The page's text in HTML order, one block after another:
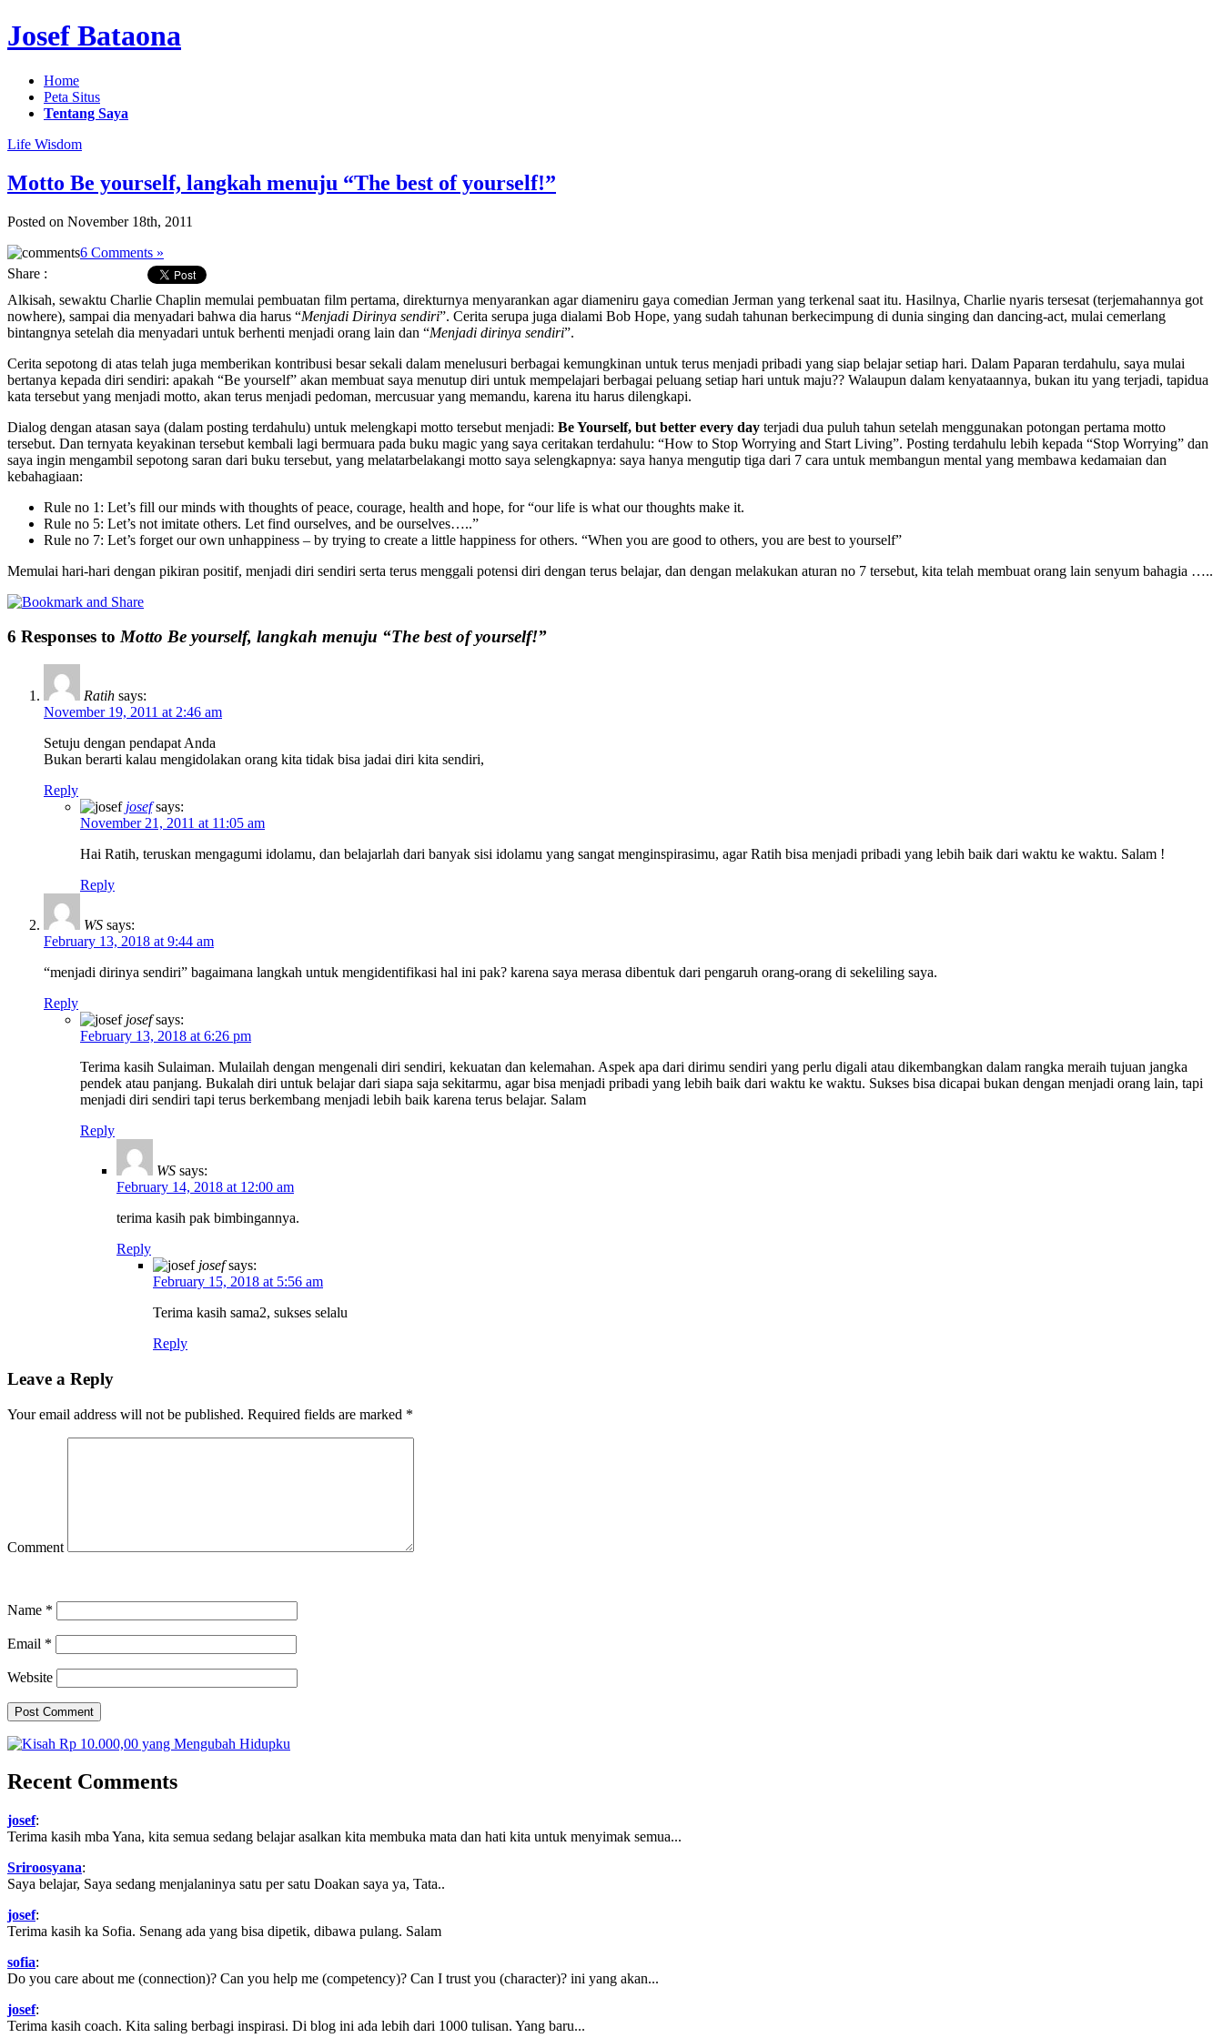
Josef Bataona
Home
Peta Situs
Tentang Saya
Life Wisdom
Motto Be yourself, langkah menuju “The best of yourself!”
Posted on November 18th, 2011
6 Comments »
Share :
Alkisah, sewaktu Charlie Chaplin memulai pembuatan film pertama, direkturnya menyarankan agar diameniru gaya comedian Jerman yang terkenal saat itu. Hasilnya, Charlie nyaris tersesat (terjemahannya got
nowhere), sampai dia menyadari bahwa dia harus “Menjadi Dirinya sendiri”. Cerita serupa juga dialami Bob Hope, yang sudah tahunan berkecimpung di dunia singing dan dancing-act, mulai cemerlang
bintangnya setelah dia menyadari untuk berhenti menjadi orang lain dan “Menjadi dirinya sendiri”.
Cerita sepotong di atas telah juga memberikan kontribusi besar sekali dalam menelusuri berbagai kemungkinan untuk terus menjadi pribadi yang siap belajar setiap hari. Dalam Paparan terdahulu, saya mulai
bertanya kepada diri sendiri: apakah “Be yourself” akan membuat saya menutup diri untuk mempelajari berbagai peluang setiap hari untuk maju?? Walaupun dalam kenyataannya, bukan itu yang terjadi, tapidua
kata tersebut yang menjadi motto, akan terus menjadi pedoman, mercusuar yang memandu, karena itu harus dilengkapi.
Dialog dengan atasan saya (dalam posting terdahulu) untuk melengkapi motto tersebut menjadi: Be Yourself, but better every day terjadi dua puluh tahun setelah menggunakan potongan pertama motto
tersebut. Dan ternyata keyakinan tersebut kembali lagi bermuara pada buku magic yang saya ceritakan terdahulu: “How to Stop Worrying and Start Living”. Posting terdahulu lebih kepada “Stop Worrying” dan
saya ingin mengambil sepotong saran dari buku tersebut, yang melatarbelakangi motto saya selengkapnya: saya hanya mengutip tiga dari 7 cara untuk membangun mental yang membawa kedamaian dan
kebahagiaan:
Rule no 1: Let’s fill our minds with thoughts of peace, courage, health and hope, for “our life is what our thoughts make it.
Rule no 5: Let’s not imitate others. Let find ourselves, and be ourselves…..”
Rule no 7: Let’s forget our own unhappiness – by trying to create a little happiness for others. “When you are good to others, you are best to yourself”
Memulai hari-hari dengan pikiran positif, menjadi diri sendiri serta terus menggali potensi diri dengan terus belajar, dan dengan melakukan aturan no 7 tersebut, kita telah membuat orang lain senyum bahagia …..
6 Responses toMotto Be yourself, langkah menuju “The best of yourself!”
Ratih says:
November 19, 2011 at 2:46 am
Setuju dengan pendapat Anda
Bukan berarti kalau mengidolakan orang kita tidak bisa jadai diri kita sendiri,
Reply
josef says:
November 21, 2011 at 11:05 am
Hai Ratih, teruskan mengagumi idolamu, dan belajarlah dari banyak sisi idolamu yang sangat menginspirasimu, agar Ratih bisa menjadi pribadi yang lebih baik dari waktu ke waktu. Salam !
Reply
WS says:
February 13, 2018 at 9:44 am
“menjadi dirinya sendiri” bagaimana langkah untuk mengidentifikasi hal ini pak? karena saya merasa dibentuk dari pengaruh orang-orang di sekeliling saya.
Reply
josef says:
February 13, 2018 at 6:26 pm
Terima kasih Sulaiman. Mulailah dengan mengenali diri sendiri, kekuatan dan kelemahan. Aspek apa dari dirimu sendiri yang perlu digali atau dikembangkan dalam rangka meraih tujuan jangka
pendek atau panjang. Bukalah diri untuk belajar dari siapa saja sekitarmu, agar bisa menjadi pribadi yang lebih baik dari waktu ke waktu. Sukses bisa dicapai bukan dengan menjadi orang lain, tapi
menjadi diri sendiri tapi terus berkembang menjadi lebih baik karena terus belajar. Salam
Reply
WS says:
February 14, 2018 at 12:00 am
terima kasih pak bimbingannya.
Reply
josef says:
February 15, 2018 at 5:56 am
Terima kasih sama2, sukses selalu
Reply
Leave a Reply
Your email address will not be published. Required fields are marked *
Comment
Name *
Email *
Website
Recent Comments
josef:
Terima kasih mba Yana, kita semua sedang belajar asalkan kita membuka mata dan hati kita untuk menyimak semua...
Sriroosyana:
Saya belajar, Saya sedang menjalaninya satu per satu Doakan saya ya, Tata..
josef:
Terima kasih ka Sofia. Senang ada yang bisa dipetik, dibawa pulang. Salam
sofia:
Do you care about me (connection)? Can you help me (competency)? Can I trust you (character)? ini yang akan...
josef:
Terima kasih coach. Kita saling berbagi inspirasi. Di blog ini ada lebih dari 1000 tulisan. Yang baru...